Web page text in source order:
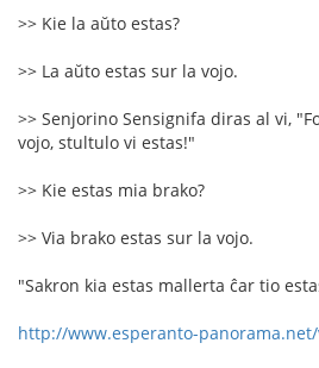
>> Kie la aŭto estas?
>> La aŭto estas sur la vojo.
>> Senjorino Sensignifa diras al vi,
vojo, stultulo vi estas!"
>> Kie estas mia brako?
>> Via brako estas sur la vojo.
"Sakron kia estas mallerta ĉar tio
http://www.esperanto-